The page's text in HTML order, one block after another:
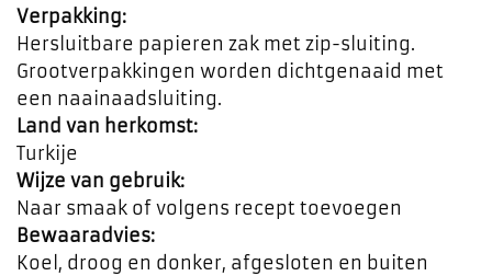
Verpakking:
Hersluitbare papieren zak met zip-sluiting.
Grootverpakkingen worden dichtgenaaid met
een naainaadsluiting.
Land van herkomst:
Turkije
Wijze van gebruik:
Naar smaak of volgens recept toevoegen
Bewaaradvies:
Koel, droog en donker, afgesloten en buiten